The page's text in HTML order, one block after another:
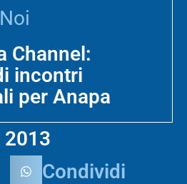
Channel:
incontri
per Anapa
2013
Condividi